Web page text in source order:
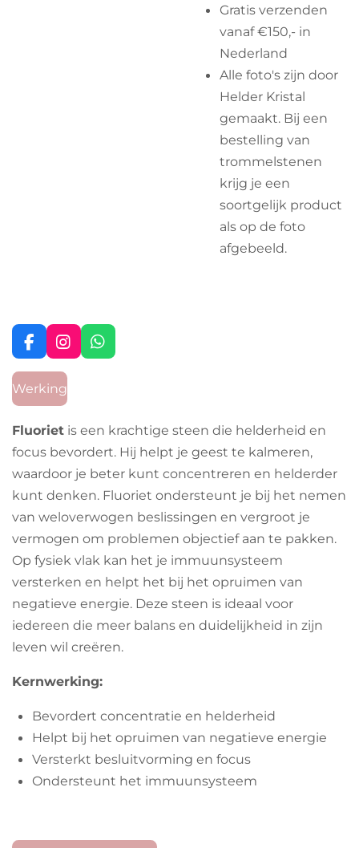
Gratis verzenden
vanaf €150,- in
Nederland
Alle foto's zijn door
Helder Kristal
gemaakt. Bij een
bestelling van
trommelstenen
krijg je een
soortgelijk product
als op de foto
afgebeeld.
F
a
e
b
o
o
k
I
n
s
t
a
g
r
a
m
W
h
A
p
p
Werking
Fluoriet is een krachtige steen die helderheid en
focus bevordert. Hij helpt je geest te kalmeren,
waardoor je beter kunt concentreren en helderder
kunt denken. Fluoriet ondersteunt je bij het nemen
van weloverwogen beslissingen en vergroot je
vermogen om problemen objectief aan te pakken.
Op fysiek vlak kan het je immuunsysteem
versterken en helpt het bij het opruimen van
negatieve energie. Deze steen is ideaal voor
iedereen die meer balans en duidelijkheid in zijn
leven wil creëren.
Kernwerking:
Bevordert concentratie en helderheid
Helpt bij het opruimen van negatieve energie
Versterkt besluitvorming en focus
Ondersteunt het immuunsysteem